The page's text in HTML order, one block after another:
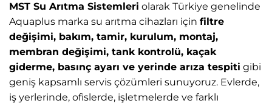
MST Su Arıtma Sistemleri olarak Türkiye genelinde
Aquaplus marka su arıtma cihazları için filtre
değişimi, bakım, tamir, kurulum, montaj,
membran değişimi, tank kontrolü, kaçak
giderme, basınç ayarı ve yerinde arıza tespiti gibi
geniş kapsamlı servis çözümleri sunuyoruz. Evlerde,
iş yerlerinde, ofislerde, işletmelerde ve farklı